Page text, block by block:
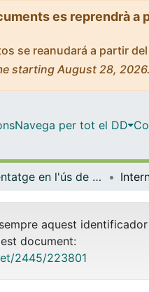
es reprendrà a
se reanudará a partir
starting August 28,
Navega per tot el DD
Aprenentatge en l'ús de serveis i recursos d'informació: tutorials i guies (CRAI-UB)
aquest
document:
2445/223801